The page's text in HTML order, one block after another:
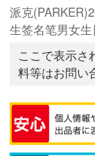
派克
生签名笔男女
ここで表示さ
料等はお問い